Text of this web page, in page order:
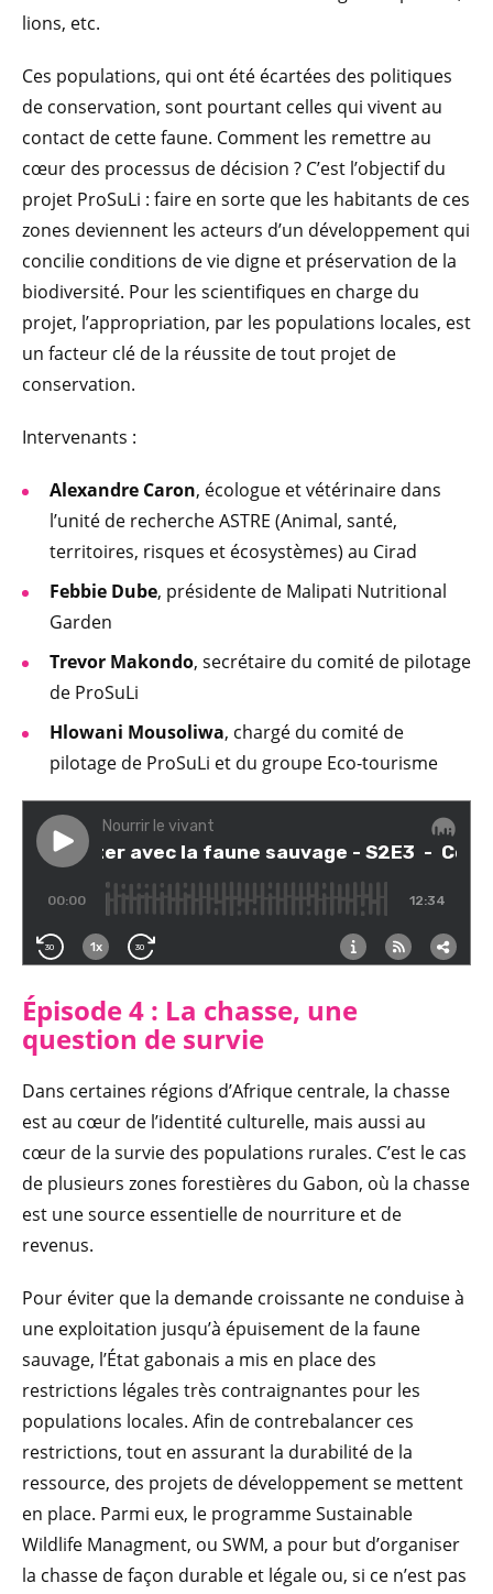
lions, etc.
Ces populations, qui ont été écartées des politiques
de conservation, sont pourtant celles qui vivent au
contact de cette faune. Comment les remettre au
cœur des processus de décision ? C’est l’objectif du
projet ProSuLi : faire en sorte que les habitants de ces
zones deviennent les acteurs d’un développement qui
concilie conditions de vie digne et préservation de la
biodiversité. Pour les scientifiques en charge du
projet, l’appropriation, par les populations locales, est
un facteur clé de la réussite de tout projet de
conservation.
Intervenants :
Alexandre Caron, écologue et vétérinaire dans
l’unité de recherche ASTRE (Animal, santé,
territoires, risques et écosystèmes) au Cirad
Febbie Dube, présidente de Malipati Nutritional
Garden
Trevor Makondo, secrétaire du comité de pilotage
de ProSuLi
Hlowani Mousoliwa, chargé du comité de
pilotage de ProSuLi et du groupe Eco-tourisme
Épisode 4 : La chasse, une
question de survie
Dans certaines régions d’Afrique centrale, la chasse
est au cœur de l’identité culturelle, mais aussi au
cœur de la survie des populations rurales. C’est le cas
de plusieurs zones forestières du Gabon, où la chasse
est une source essentielle de nourriture et de
revenus.
Pour éviter que la demande croissante ne conduise à
une exploitation jusqu’à épuisement de la faune
sauvage, l’État gabonais a mis en place des
restrictions légales très contraignantes pour les
populations locales. Afin de contrebalancer ces
restrictions, tout en assurant la durabilité de la
ressource, des projets de développement se mettent
en place. Parmi eux, le programme Sustainable
Wildlife Managment, ou SWM, a pour but d’organiser
la chasse de façon durable et légale ou, si ce n’est pas